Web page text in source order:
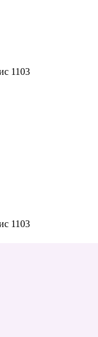
1103
1103